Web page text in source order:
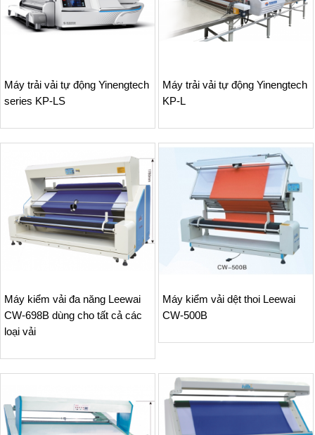
Máy trải vải tự động Yinengtech
series KP-LS
Máy trải vải tự động Yinengtech
KP-L
Máy kiểm vải đa năng Leewai
CW-698B dùng cho tất cả các
loại vải
Máy kiểm vải dệt thoi Leewai
CW-500B